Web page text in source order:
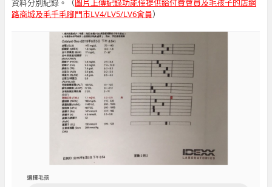
資料分別紀錄。（圖片上傳紀錄功能僅提供給付費會員及毛孩子的店網
路商城及毛手毛腳門市LV4/LV5/LV6會員）